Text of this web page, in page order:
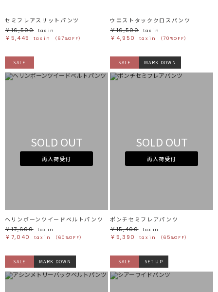
セミフレアスリットパンツ
￥16,500
tax in
￥5,445 tax in （67%OFF）
ウエストタッククロスパンツ
￥16,500
tax in
￥4,950 tax in （70%OFF）
SALE
SOLD OUT
再入荷受付
ヘリンボーンツイードベルトパンツ
￥17,600
tax in
￥7,040 tax in （60%OFF）
SALE MARK DOWN
SOLD OUT
再入荷受付
ポンチセミフレアパンツ
￥15,400
tax in
￥5,390 tax in （65%OFF）
SALE MARK DOWN SALE SET UP